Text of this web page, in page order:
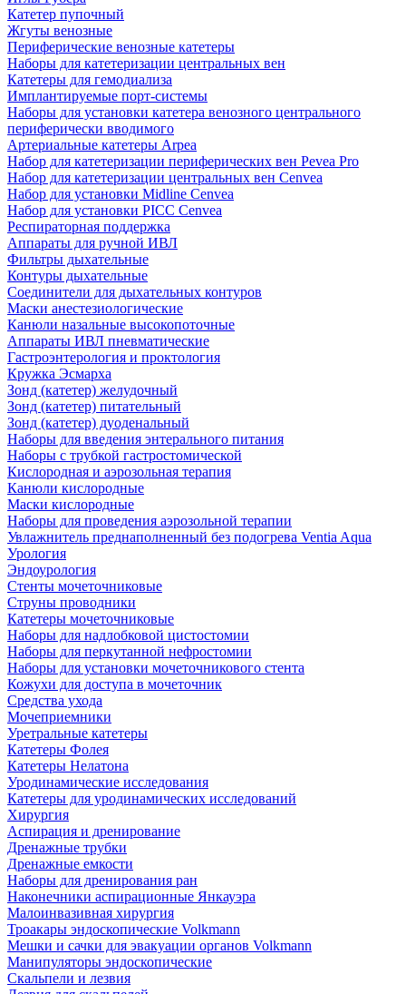
Катетер пупочный
Жгуты венозные
Периферические венозные катетеры
Наборы для катетеризации центральных вен
Катетеры для гемодиализа
Имплантируемые порт‑системы
Наборы для установки катетера венозного центрального
периферически вводимого
Артериальные катетеры Arpea
Набор для катетеризации периферических вен Pevea Pro
Набор для катетеризации центральных вен Cenvea
Набор для установки Midline Cenvea
Набор для установки PICC Cenvea
Респираторная поддержка
Аппараты для ручной ИВЛ
Фильтры дыхательные
Контуры дыхательные
Соединители для дыхательных контуров
Маски анестезиологические
Канюли назальные высокопоточные
Аппараты ИВЛ пневматические
Гастроэнтерология и проктология
Кружка Эсмарха
Зонд (катетер) желудочный
Зонд (катетер) питательный
Зонд (катетер) дуоденальный
Наборы для введения энтерального питания
Наборы с трубкой гастростомической
Кислородная и аэрозольная терапия
Канюли кислородные
Маски кислородные
Наборы для проведения аэрозольной терапии
Увлажнитель преднаполненный без подогрева Ventia Aqua
Урология
Эндоурология
Стенты мочеточниковые
Струны проводники
Катетеры мочеточниковые
Наборы для надлобковой цистостомии
Наборы для перкутанной нефростомии
Наборы для установки мочеточникового стента
Кожухи для доступа в мочеточник
Средства ухода
Мочеприемники
Уретральные катетеры
Катетеры Фолея
Катетеры Нелатона
Уродинамические исследования
Катетеры для уродинамических исследований
Хирургия
Аспирация и дренирование
Дренажные трубки
Дренажные емкости
Наборы для дренирования ран
Наконечники аспирационные Янкауэра
Малоинвазивная хирургия
Троакары эндоскопические Volkmann
Мешки и сачки для эвакуации органов Volkmann
Манипуляторы эндоскопические
Скальпели и лезвия